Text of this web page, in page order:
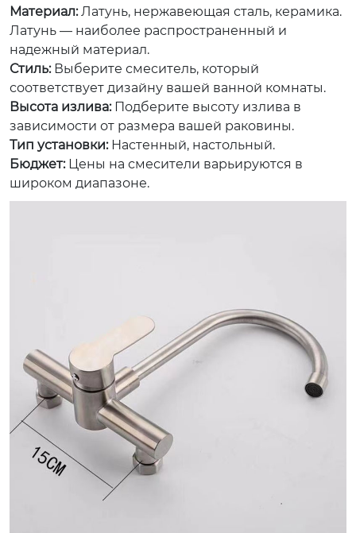
Материал:Латунь, нержавеющая сталь, керамика.
Латунь — наиболее распространенный и
надежный материал.
Стиль:Выберите смеситель, который
соответствует дизайну вашей ванной комнаты.
Высота излива:Подберите высоту излива в
зависимости от размера вашей раковины.
Тип установки:Настенный, настольный.
Бюджет:Цены на смесители варьируются в
широком диапазоне.